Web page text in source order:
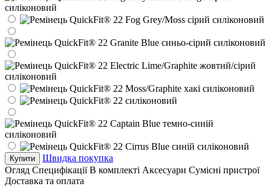
Купити
Швидка покупка
Огляд Специфікації В комплекті Аксесуари Сумісні пристрої
Доставка та оплата